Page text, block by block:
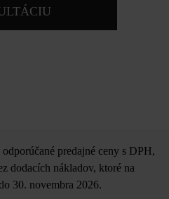
predajné ceny s DPH,
dodacích nákladov, ktoré na
30. novembra 2026.